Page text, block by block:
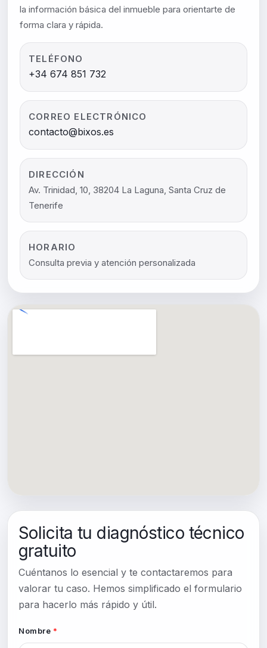
la información básica del inmueble para orientarte de
forma clara y rápida.
TELÉFONO
+34 674 851 732
CORREO ELECTRÓNICO
contacto@bixos.es
DIRECCIÓN
Av. Trinidad, 10, 38204 La Laguna, Santa Cruz de
Tenerife
HORARIO
Consulta previa y atención personalizada
Solicita tu diagnóstico técnico
gratuito
Cuéntanos lo esencial y te contactaremos para
valorar tu caso. Hemos simplificado el formulario
para hacerlo más rápido y útil.
Nombre *